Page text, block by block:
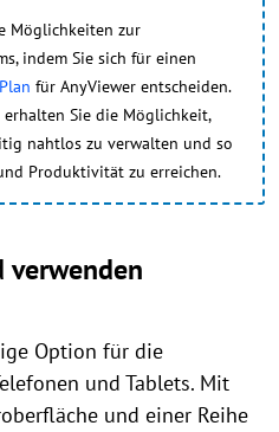
Möglichkeiten zur
indem Sie sich für einen
für AnyViewer entscheiden.
Sie die Möglichkeit,
nahtlos zu verwalten und so
Produktivität zu erreichen.
verwenden
Option für die
und Tablets. Mit
und einer Reihe